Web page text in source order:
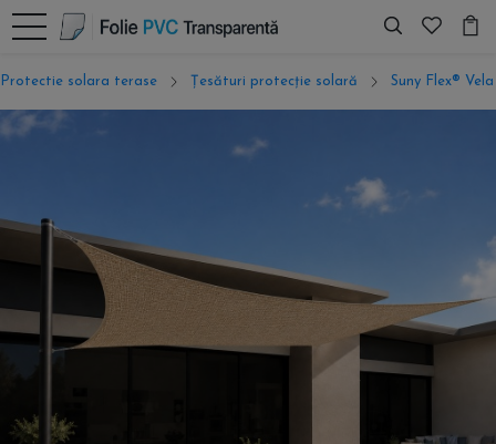
Protectie solara terase Țesături protecție solară Suny Flex® Vela